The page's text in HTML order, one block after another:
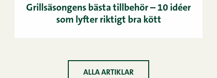
Grillsäsongens bästa tillbehör – 10 idéer
som lyfter riktigt bra kött
ALLA ARTIKLAR